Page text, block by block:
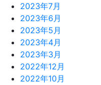
2023年7月
2023年6月
2023年5月
2023年4月
2023年3月
2022年12月
2022年10月